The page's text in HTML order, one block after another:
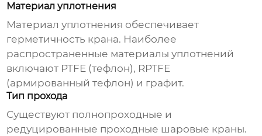
Материал уплотнения
Материал уплотнения обеспечивает
герметичность крана. Наиболее
распространенные материалы уплотнений
включают PTFE (тефлон), RPTFE
(армированный тефлон) и графит.
Тип прохода
Существуют полнопроходные и
редуцированные проходные шаровые краны.